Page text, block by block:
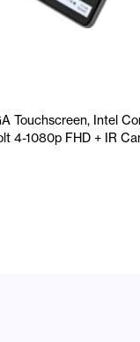
Touchscreen, Intel
4-1080p FHD + IR